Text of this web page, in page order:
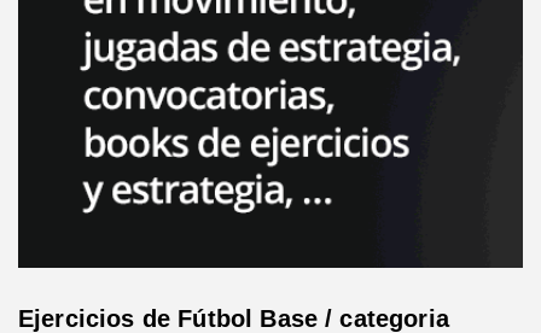
Ejercicios de Fútbol Base / categoria